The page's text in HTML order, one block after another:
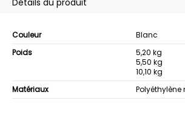
Couleur
Blanc
Poids
5,20 kg
5,50 kg
10,10 kg
Matériaux
Polyéthylène